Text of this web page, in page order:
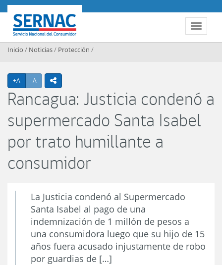
Contenido principal
Toggle
SERNAC
Inicio / Noticias/ Protección /
+A Agrandar texto
-A Achicar textoicono compartir
Rancagua: Justicia condenó a
supermercado Santa Isabel
por trato humillante a
consumidor
La Justicia condenó al Supermercado
Santa Isabel al pago de una
indemnización de 1 millón de pesos a
una consumidora luego que su hijo de 15
años fuera acusado injustamente de robo
por guardias de […]